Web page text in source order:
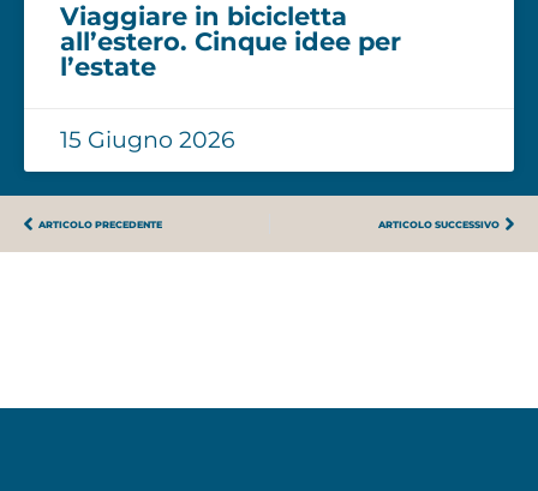
Viaggiare in bicicletta
all’estero. Cinque idee per
l’estate
15 Giugno 2026
ARTICOLO PRECEDENTE ARTICOLO SUCCESSIVO